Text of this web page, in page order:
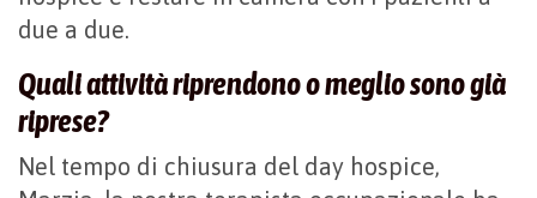
due a due.
Quali attività riprendono o meglio sono già
riprese?
Nel tempo di chiusura del day hospice,